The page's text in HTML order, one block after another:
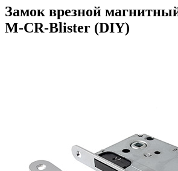
Замок врезной
M-CR-Blister (DIY)